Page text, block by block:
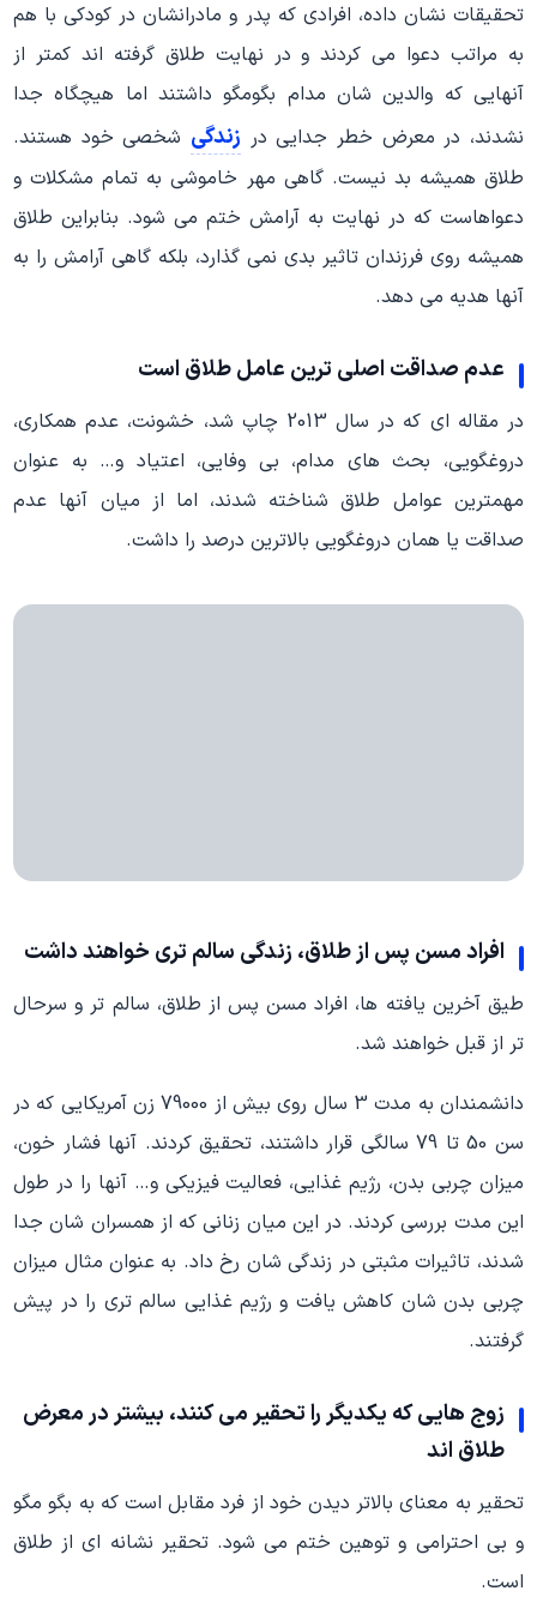
تحقیقات نشان داده، افرادی که پدر و مادرانشان در کودکی با هم
به مراتب دعوا می کردند و در نهایت طلاق گرفته اند کمتر از
آنهایی که والدین شان مدام بگومگو داشتند اما هیچگاه جدا
نشدند، در معرض خطر جدایی در زندگی شخصی خود هستند.
طلاق همیشه بد نیست. گاهی مهر خاموشی به تمام مشکلات و
دعواهاست که در نهایت به آرامش ختم می شود. بنابراین طلاق
همیشه روی فرزندان تاثیر بدی نمی گذارد، بلکه گاهی آرامش را به
آنها هدیه می دهد.
عدم صداقت اصلی ترین عامل طلاق است
در مقاله ای که در سال 2013 چاپ شد، خشونت، عدم همکاری،
دروغگویی، بحث های مدام، بی وفایی، اعتیاد و… به عنوان
مهمترین عوامل طلاق شناخته شدند، اما از میان آنها عدم
صداقت یا همان دروغگویی بالاترین درصد را داشت.
افراد مسن پس از طلاق، زندگی سالم تری خواهند داشت
طیق آخرین یافته ها، افراد مسن پس از طلاق، سالم تر و سرحال
تر از قبل خواهند شد.
دانشمندان به مدت 3 سال روی بیش از 79000 زن آمریکایی که در
سن 50 تا 79 سالگی قرار داشتند، تحقیق کردند. آنها فشار خون،
میزان چربی بدن، رژیم غذایی، فعالیت فیزیکی و… آنها را در طول
این مدت بررسی کردند. در این میان زنانی که از همسران شان جدا
شدند، تاثیرات مثبتی در زندگی شان رخ داد. به عنوان مثال میزان
چربی بدن شان کاهش یافت و رژیم غذایی سالم تری را در پیش
گرفتند.
زوج هایی که یکدیگر را تحقیر می کنند، بیشتر در معرض
طلاق اند
تحقیر به معنای بالاتر دیدن خود از فرد مقابل است که به بگو مگو
و بی احترامی و توهین ختم می شود. تحقیر نشانه ای از طلاق
است.